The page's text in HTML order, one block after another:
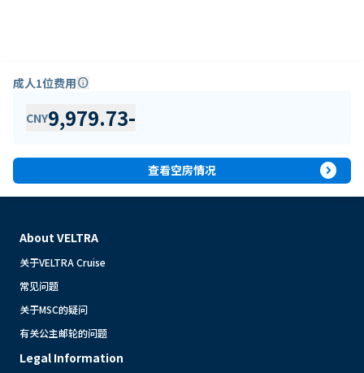
成人1位费用info
CNY9,979.73-
查看空房情况 expand_circle_right
About VELTRA
关于VELTRA Cruise
常见问题
关于MSC的疑问
有关公主邮轮的问题
Legal Information